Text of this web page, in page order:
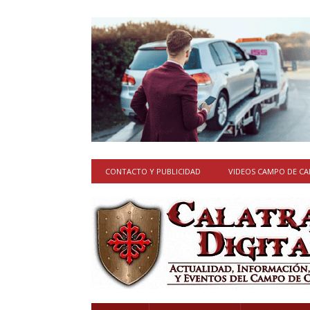
CONTACTO Y PUBLICIDAD VIDEOS CAMPO DE